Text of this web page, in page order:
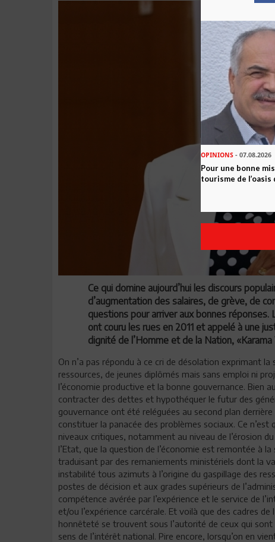
Ce qui domine aujourd’hui les discours
d’augmentation des salaires, de grève, de
questions pour arriver aux bonnes
ont couru les rues en 2011 et appelé à une
dignité de l’Homme et de la Nation, «Karama
On n’a pas répondu à ce cri de désolation exprimant
ressources, de jeunes diplômés mais sans emploi ni
l’économie productive et la bonne gouvernance. Bien
contracter des dettes et hypothéquer le futur des
gouvernance ont été reléguées au second plan
constituer la panacée des problèmes sociaux. Ce
niveaux critiques, notamment au niveau de l’érosion
l’Etat, que la question de l’économie est remontée à
traduisant par des remaniements ministériels dont la
instabilité tous azimuts à l’origine du gaspillage des
postes de décision et aux grades supérieurs de
compétence avérée par l’expérience et le service de
et/ou l’expérience carcérale. Et voilà que des cadres
honnêteté se trouvent sous l’autorité de ceux qui
sens de l’intérêt national. Pire encore, lorsqu’on en
OPINIONS - 07.08.2026
Pour une bonne
tourisme de l’oasis